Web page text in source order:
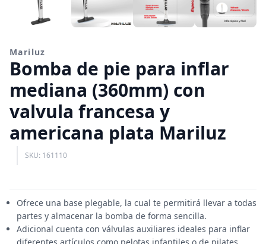
Mariluz
Bomba de pie para inflar
mediana (360mm) con
valvula francesa y
americana plata Mariluz
SKU: 161110
Ofrece una base plegable, la cual te permitirá llevar a todas
partes y almacenar la bomba de forma sencilla.
Adicional cuenta con válvulas auxiliares ideales para inflar